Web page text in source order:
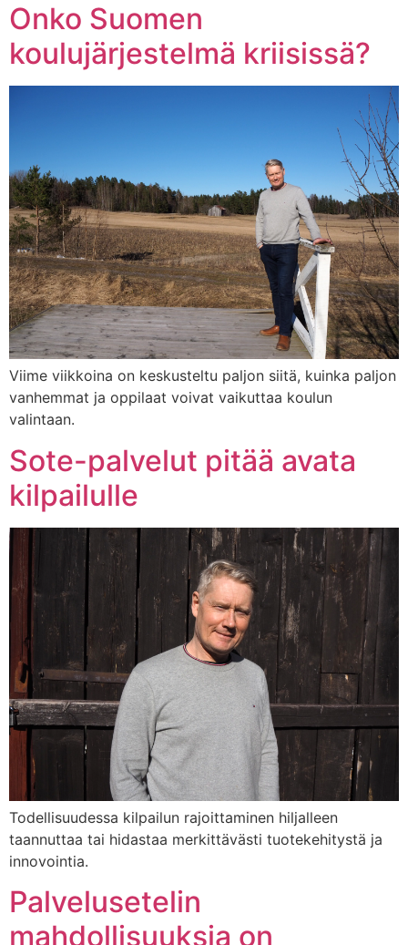
Onko Suomen
koulujärjestelmä kriisissä?
Viime viikkoina on keskusteltu paljon siitä, kuinka paljon
vanhemmat ja oppilaat voivat vaikuttaa koulun
valintaan.
Sote-palvelut pitää avata
kilpailulle
Todellisuudessa kilpailun rajoittaminen hiljalleen
taannuttaa tai hidastaa merkittävästi tuotekehitystä ja
innovointia.
Palvelusetelin
mahdollisuuksia on